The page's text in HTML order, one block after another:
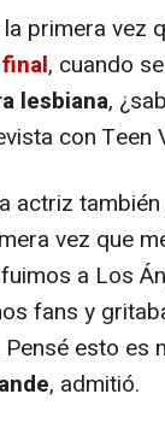
primera vez
, cuando
lesbiana,
con Teen
actriz
vez que
a Los
fans y
esto es
, admitió.